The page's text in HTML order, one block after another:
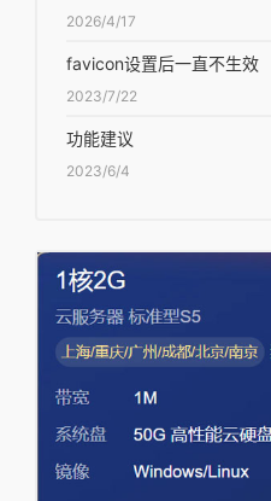
2026/4/17
favicon设置后一直不生效
2023/7/22
功能建议
2023/6/4